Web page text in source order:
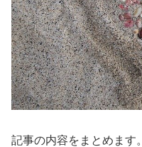
記事の内容をまとめます。